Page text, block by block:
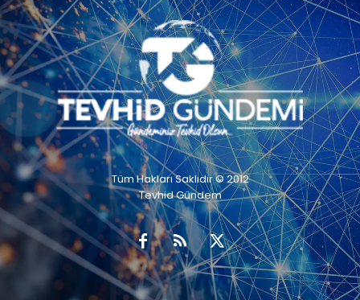
Tüm Hakları Saklıdır © 2012
Tevhid Gündem